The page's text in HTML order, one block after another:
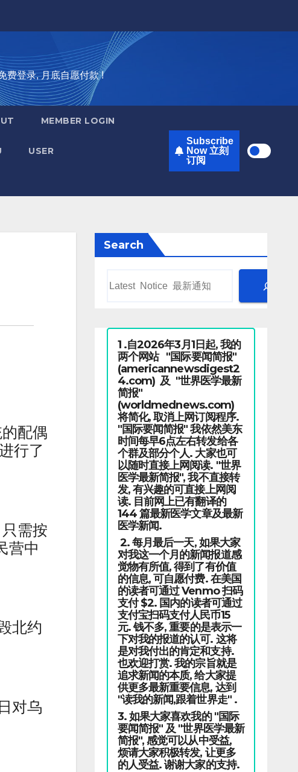
费登录, 月底自愿付款 !
MEMBER LOGIN
USER
Subscribe
Now 立刻
订阅
配偶
行了
需按
营中
北约
对乌
Search
1 .自2026年3月1日起, 我的
两个网站 "国际要闻简报"
(americannewsdigest2
4.com) 及 "世界医学最新
简报"
(worldmednews.com)
将简化, 取消上网订阅程序.
"国际要闻简报" 我依然美东
时间每早6点左右转发给各
个群及部分个人. 大家也可
以随时直接上网阅读. "世界
医学最新简报", 我不直接转
发, 有兴趣的可直接上网阅
读. 目前网上已有翻译的
144 篇最新医学文章及最新
医学新闻.
2. 每月最后一天, 如果大家
对我这一个月的新闻报道感
觉物有所值, 得到了有价值
的信息, 可自愿付费. 在美国
的读者可通过 Venmo 扫码
支付 $2. 国内的读者可通过
支付宝扫码支付人民币15
元. 钱不多, 重要的是表示一
下对我的报道的认可. 这将
是对我付出的肯定和支持.
也欢迎打赏. 我的宗旨就是
追求新闻的本质, 给大家提
供更多最新重要信息, 达到
"读我的新闻,跟着世界走" .
3. 如果大家喜欢我的 "国际
要闻简报" 及 "世界医学最新
简报", 感觉可以从中受益,
烦请大家积极转发, 让更多
的人受益. 谢谢大家的支持.